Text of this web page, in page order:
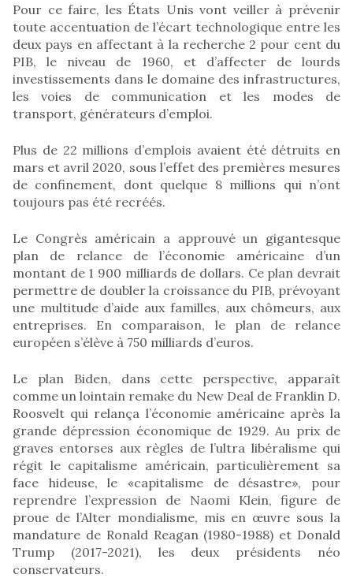
Pour ce faire, les États Unis vont veiller à prévenir
toute accentuation de l’écart technologique entre les
deux pays en affectant à la recherche 2 pour cent du
PIB, le niveau de 1960, et d’affecter de lourds
investissements dans le domaine des infrastructures,
les voies de communication et les modes de
transport, générateurs d’emploi.
Plus de 22 millions d’emplois avaient été détruits en
mars et avril 2020, sous l’effet des premières mesures
de confinement, dont quelque 8 millions qui n’ont
toujours pas été recréés.
Le Congrès américain a approuvé un gigantesque
plan de relance de l’économie américaine d’un
montant de 1 900 milliards de dollars. Ce plan devrait
permettre de doubler la croissance du PIB, prévoyant
une multitude d’aide aux familles, aux chômeurs, aux
entreprises. En comparaison, le plan de relance
européen s’élève à 750 milliards d’euros.
Le plan Biden, dans cette perspective, apparaît
comme un lointain remake du New Deal de Franklin D.
Roosvelt qui relança l’économie américaine après la
grande dépression économique de 1929. Au prix de
graves entorses aux règles de l’ultra libéralisme qui
régit le capitalisme américain, particulièrement sa
face hideuse, le «capitalisme de désastre», pour
reprendre l’expression de Naomi Klein, figure de
proue de l’Alter mondialisme, mis en œuvre sous la
mandature de Ronald Reagan (1980-1988) et Donald
Trump (2017-2021), les deux présidents néo
conservateurs.